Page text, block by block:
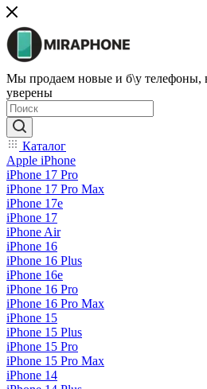
Мы продаем новые и б\у телефоны,
уверены
Каталог
Apple iPhone
iPhone 17 Pro
iPhone 17 Pro Max
iPhone 17e
iPhone 17
iPhone Air
iPhone 16
iPhone 16 Plus
iPhone 16e
iPhone 16 Pro
iPhone 16 Pro Max
iPhone 15
iPhone 15 Plus
iPhone 15 Pro
iPhone 15 Pro Max
iPhone 14